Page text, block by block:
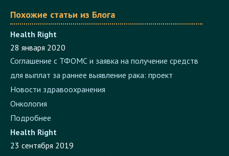
Health Right
28 января 2020
Соглашение с ТФОМС и заявка на получение средств
для выплат за раннее выявление рака: проект
Новости здравоохранения
Онкология
Подробнее
Health Right
23 сентября 2019
Сроки оказания медицинской помощи для пациентов